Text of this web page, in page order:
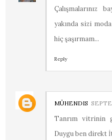
Çalışmalarınız
yakında sizi
hiç şaşırmam...
Reply
MÜHENDIS
Tanrım vitrinin
Duygu ben direkt